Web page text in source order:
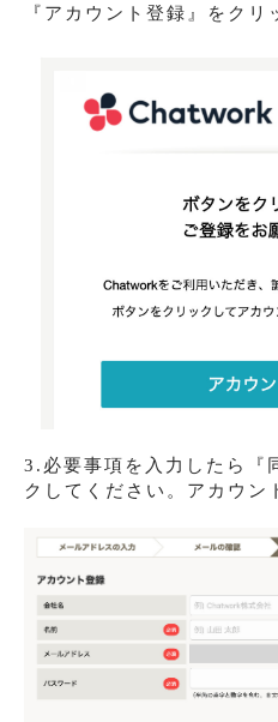
『アカウント登録』をクリ
3.必要事項を入力したら『
クしてください。アカウン